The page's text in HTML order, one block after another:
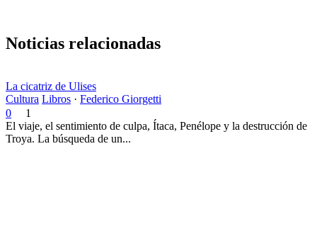
Noticias relacionadas
La cicatriz de Ulises
Cultura Libros · Federico Giorgetti
0
1
El viaje, el sentimiento de culpa, Ítaca, Penélope y la destrucción de
Troya. La búsqueda de un...